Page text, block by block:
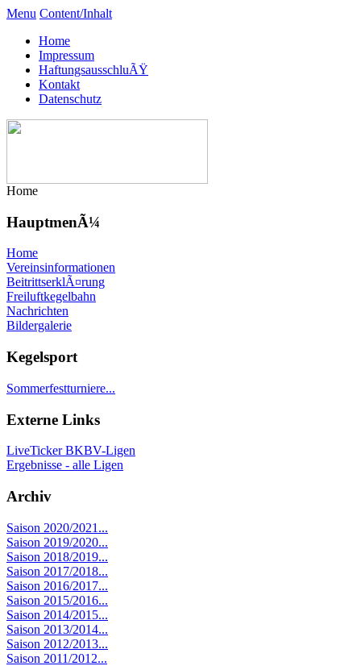
Menu Content/Inhalt
Home
Impressum
HaftungsausschluÃŸ
Kontakt
Datenschutz
Home
HauptmenÃ¼
Home
Vereinsinformationen
BeitrittserklÃ¤rung
Freiluftkegelbahn
Nachrichten
Bildergalerie
Kegelsport
Sommerfestturniere...
Externe Links
LiveTicker BKBV-Ligen
Ergebnisse - alle Ligen
Archiv
Saison 2020/2021...
Saison 2019/2020...
Saison 2018/2019...
Saison 2017/2018...
Saison 2016/2017...
Saison 2015/2016...
Saison 2014/2015...
Saison 2013/2014...
Saison 2012/2013...
Saison 2011/2012...